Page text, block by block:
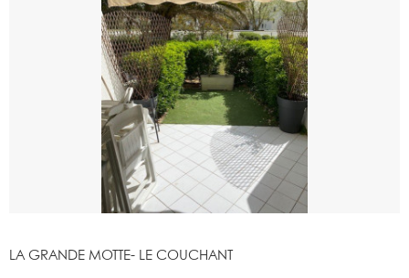
LA GRANDE MOTTE- LE COUCHANT